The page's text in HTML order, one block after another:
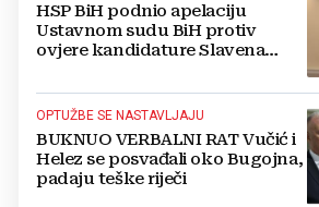
HSP BiH podnio apelaciju
Ustavnom sudu BiH protiv
ovjere kandidature Slavena
OPTUŽBE SE NASTAVLJAJU
BUKNUO VERBALNI RAT Vučić i
Helez se posvađali oko Bugojna,
padaju teške riječi